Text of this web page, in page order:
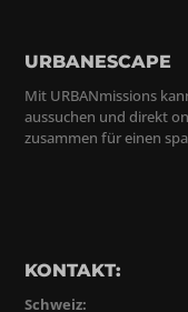
URBANESCAPE
Mit URBANmissions
aussuchen und direkt
zusammen für einen
KONTAKT:
Schweiz: